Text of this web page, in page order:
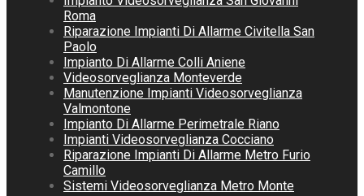
Roma
Riparazione Impianti Di Allarme Civitella San
Paolo
Impianto Di Allarme Colli Aniene
Videosorveglianza Monteverde
Manutenzione Impianti Videosorveglianza
Valmontone
Impianto Di Allarme Perimetrale Riano
Impianti Videosorveglianza Cocciano
Riparazione Impianti Di Allarme Metro Furio
Camillo
Sistemi Videosorveglianza Metro Monte